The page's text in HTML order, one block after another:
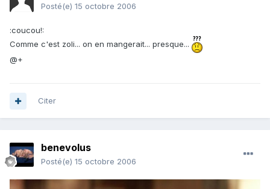
Posté(e) 15 octobre 2006
:coucou!:
Comme c'est zoli... on en mangerait... presque...
@+
Citer
benevolus
Posté(e) 15 octobre 2006